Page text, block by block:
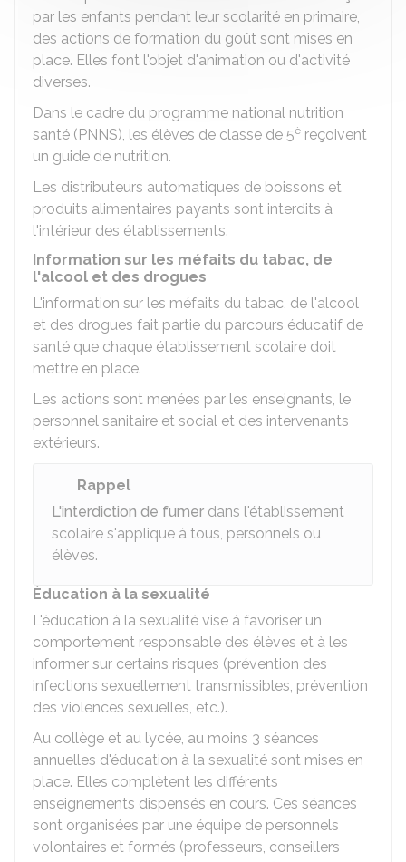
par les enfants pendant leur scolarité en primaire,
des actions de formation du goût sont mises en
place. Elles font l'objet d'animation ou d'activité
diverses.
Dans le cadre du programme national nutrition
santé (PNNS), les élèves de classe de 5è reçoivent
un guide de nutrition.
Les distributeurs automatiques de boissons et
produits alimentaires payants sont interdits à
l'intérieur des établissements.
Information sur les méfaits du tabac, de
l'alcool et des drogues
L'information sur les méfaits du tabac, de l'alcool
et des drogues fait partie du parcours éducatif de
santé que chaque établissement scolaire doit
mettre en place.
Les actions sont menées par les enseignants, le
personnel sanitaire et social et des intervenants
extérieurs.
Rappel
L'interdiction de fumer dans l'établissement
scolaire s'applique à tous, personnels ou
élèves.
Éducation à la sexualité
L'éducation à la sexualité vise à favoriser un
comportement responsable des élèves et à les
informer sur certains risques (prévention des
infections sexuellement transmissibles, prévention
des violences sexuelles, etc.).
Au collège et au lycée, au moins 3 séances
annuelles d'éducation à la sexualité sont mises en
place. Elles complètent les différents
enseignements dispensés en cours. Ces séances
sont organisées par une équipe de personnels
volontaires et formés (professeurs, conseillers